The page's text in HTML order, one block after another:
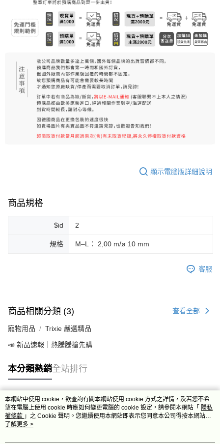
7-11純取貨 (先付款
每筆NT$80，滿NT$999(含以上)免運費
每筆NT$100，滿NT$999(含以上)免運費
離島宅配（澎湖、金門、馬祖、小琉球）
每筆NT$250，滿NT$3,000(含以上)免運費
付款後門市自取
顯示電腦版詳細說明
商品規格
$id 2
規格 M–L： 2,00 m/ø 10 mm
客服
商品相關分類 (3) 查看全部
寵物用品 Trixie 嚴選精品
📣 新品速報｜熱騰騰搶先購
本分類熱銷全站排行
熱門標籤
本網站中使用 cookie，欲查詢有關本網站使用 cookie 方式之詳情，及若您不希
望在電腦上使用 cookie 時應如何變更電腦的 cookie 設定，請參閱本網站「 隱私
權條款 」之 Cookie 聲明。您繼續使用本網站即表示您同意本公司得按本網站使
用條款之 Cookie 聲明使用 cookie。
了解更多 >